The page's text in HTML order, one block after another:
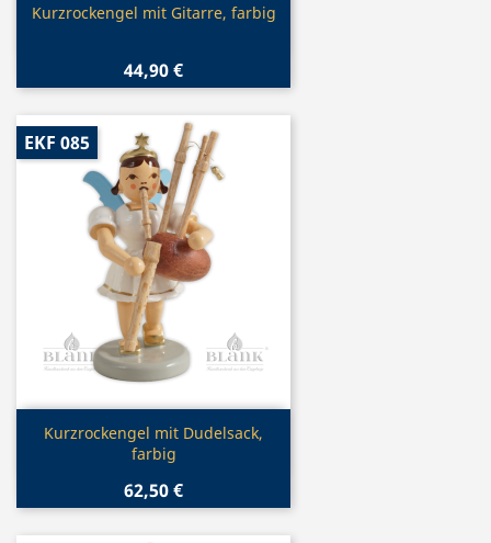
Vorschau
Kurzrockengel mit Gitarre, farbig
44,90 €
Vorschau
Kurzrockengel mit Dudelsack,
farbig
62,50 €
EKF 085